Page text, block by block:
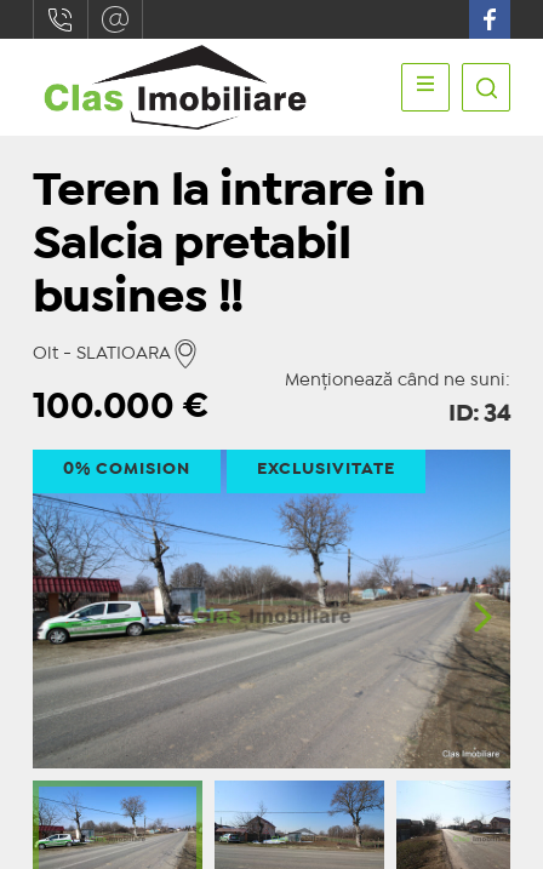
Teren la intrare in
Salcia pretabil
busines !!
Olt - SLATIOARA
Menționează când ne suni:
100.000 € ID: 34
0% COMISION EXCLUSIVITATE